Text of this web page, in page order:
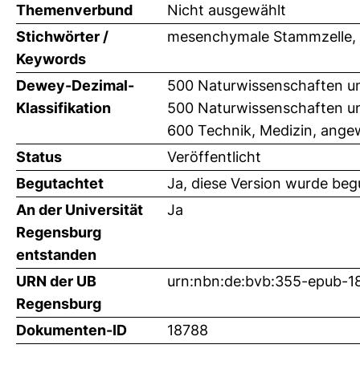
Themenverbund
Nicht ausgewählt
Stichwörter /
Keywords
mesenchymale
Dewey-Dezimal-
Klassifikation
500 Naturwissenschaften
500 Naturwissenschaften
600 Technik, Medizin,
Status
Veröffentlicht
Begutachtet
Ja, diese Version wurde
An der Universität
Regensburg
entstanden
Ja
URN der UB
Regensburg
urn:nbn:de:bvb:355-epub-
Dokumenten-ID 18788